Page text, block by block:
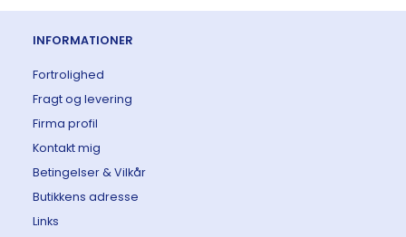
INFORMATIONER
Fortrolighed
Fragt og levering
Firma profil
Kontakt mig
Betingelser & Vilkår
Butikkens adresse
Links